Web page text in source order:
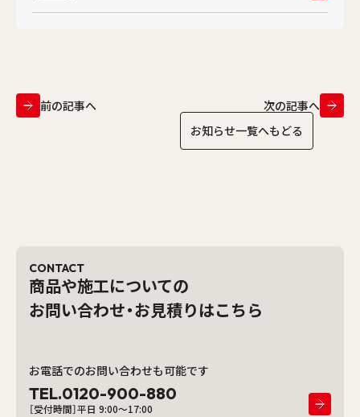
前の記事へ
お知らせ一覧へもどる
次の記事へ
CONTACT
商品や施工についての
お問い合わせ・お見積りはこちら
お電話でのお問い合わせも可能です
TEL.0120-900-880
［受付時間］平日 9:00〜17:00